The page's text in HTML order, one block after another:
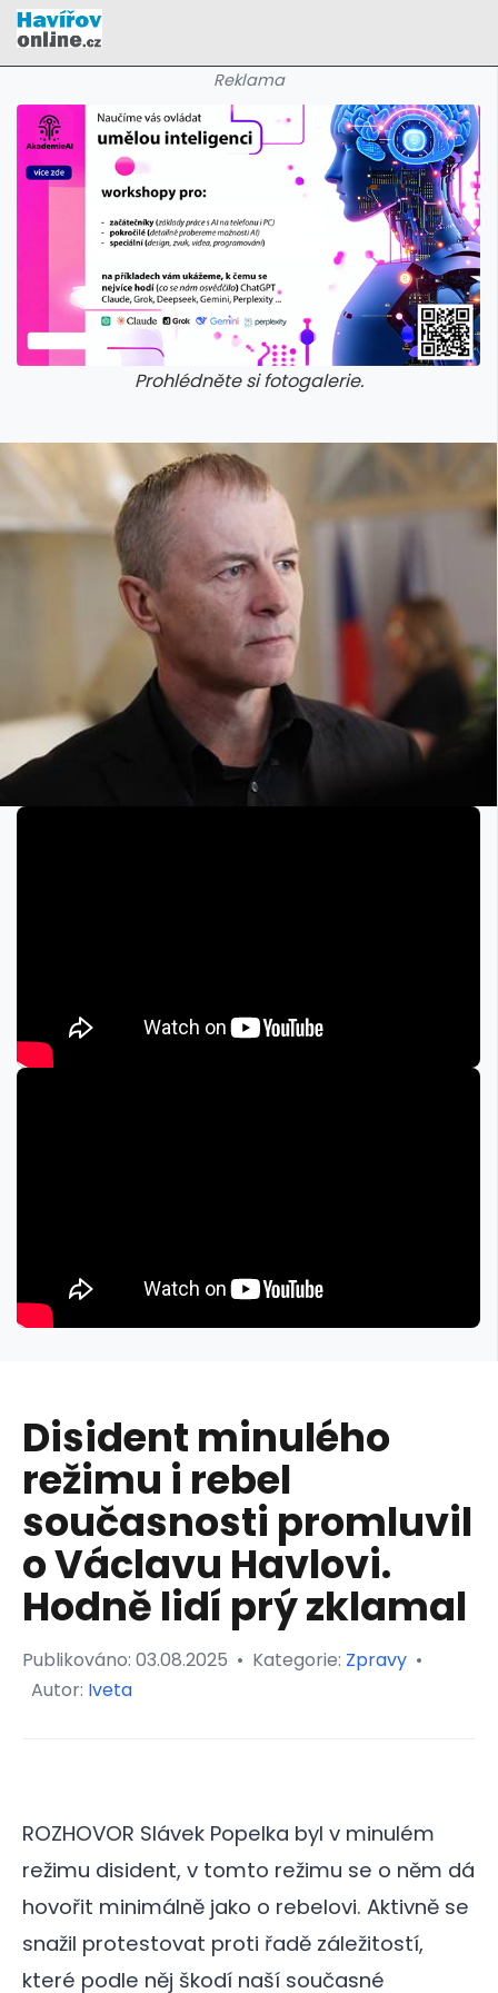
Reklama
Prohlédněte si fotogalerie.
Disident minulého
režimu i rebel
současnosti promluvil
o Václavu Havlovi.
Hodně lidí prý zklamal
Publikováno: 03.08.2025 • Kategorie: Zpravy •
Autor: Iveta
ROZHOVOR Slávek Popelka byl v minulém
režimu disident, v tomto režimu se o něm dá
hovořit minimálně jako o rebelovi. Aktivně se
snažil protestovat proti řadě záležitostí,
které podle něj škodí naší současné